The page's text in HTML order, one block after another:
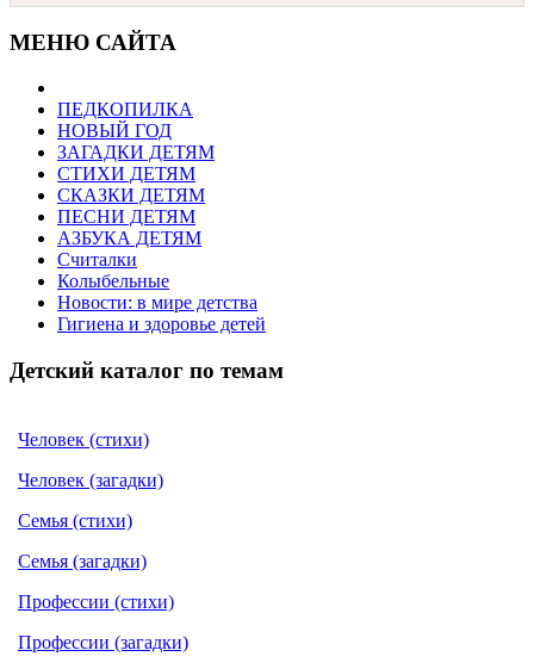
МЕНЮ САЙТА
ПЕДКОПИЛКА
НОВЫЙ ГОД
ЗАГАДКИ ДЕТЯМ
СТИХИ ДЕТЯМ
СКАЗКИ ДЕТЯМ
ПЕСНИ ДЕТЯМ
АЗБУКА ДЕТЯМ
Считалки
Колыбельные
Новости: в мире детства
Гигиена и здоровье детей
Детский каталог по темам
Человек (стихи)
Человек (загадки)
Семья (стихи)
Семья (загадки)
Профессии (стихи)
Профессии (загадки)